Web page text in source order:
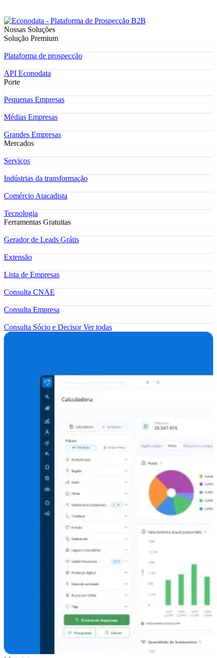
Nossas Soluções
Solução Premium
Plataforma de prospecção
API Econodata
Porte
Pequenas Empresas
Médias Empresas
Grandes Empresas
Mercados
Serviços
Indústrias da transformação
Comércio Atacadista
Tecnologia
Ferramentas Gratuitas
Gerador de Leads Grátis
Extensão
Lista de Empresas
Consulta CNAE
Consulta Empresa
Consulta Sócio e DecisorVer todas